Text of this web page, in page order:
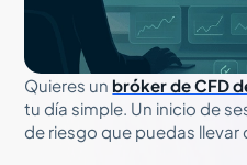
Quieres un bróker de CFD
tu día simple. Un inicio de
de riesgo que puedas llevar